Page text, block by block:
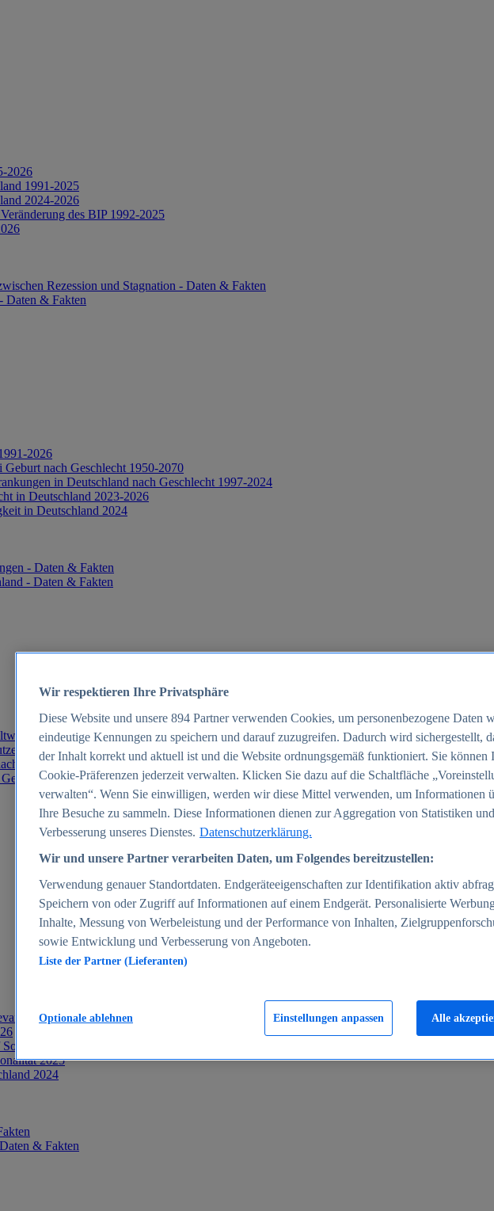
2026
1991-2025
2024-2026
des BIP 1992-2025
Rezession und Stagnation - Daten & Fakten
Daten & Fakten
2026
nach Geschlecht 1950-2070
in Deutschland nach Geschlecht 1997-2024
in Deutschland 2023-2026
in Deutschland 2024
- Daten & Fakten
- Daten & Fakten
2012-2025
weltweit 2025
Generationen 2025
in Deutschland 2025
Altersgruppen 2024
/ Bürgergeld in Deutschland 2005-2025
2025
2024
& Fakten
Wir respektieren Ihre Privatsphäre
Diese Website und unsere 894 Partner verwenden Cookies, um personenbezogene Daten
eindeutige Kennungen zu speichern und darauf zuzugreifen. Dadurch wird sichergestellt,
der Inhalt korrekt und aktuell ist und die Website ordnungsgemäß funktioniert. Sie können
Cookie-Präferenzen jederzeit verwalten. Klicken Sie dazu auf die Schaltfläche
verwalten“. Wenn Sie einwilligen, werden wir diese Mittel verwenden, um Informationen
Ihre Besuche zu sammeln. Diese Informationen dienen zur Aggregation von Statistiken
Verbesserung unseres Dienstes. Datenschutzerklärung.
Wir und unsere Partner verarbeiten Daten, um Folgendes bereitzustellen:
Verwendung genauer Standortdaten. Endgeräteeigenschaften zur Identifikation aktiv
Speichern von oder Zugriff auf Informationen auf einem Endgerät. Personalisierte
Inhalte, Messung von Werbeleistung und der Performance von Inhalten,
sowie Entwicklung und Verbesserung von Angeboten.
Liste der Partner (Lieferanten)
Einstellungen anpassen
Optionale ablehnen Alle